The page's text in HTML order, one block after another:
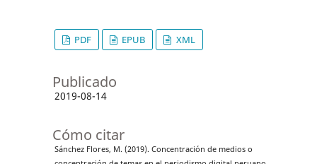
PDF EPUB XML
Publicado
2019-08-14
Cómo citar
Sánchez Flores, M. (2019). Concentración de medios o